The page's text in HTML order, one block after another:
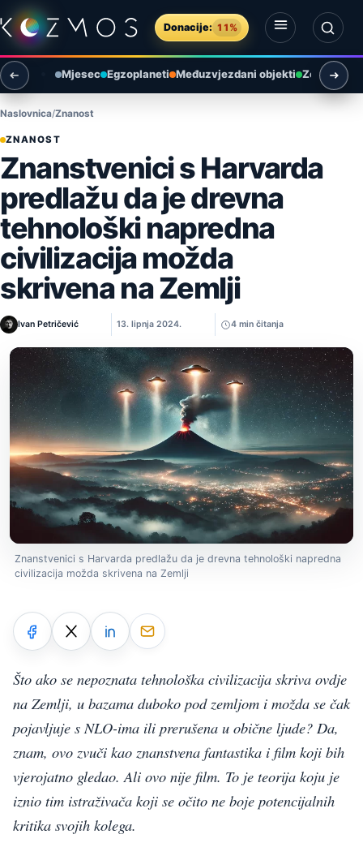
Preskoči na sadržaj
Donacije: 11%
Otvori izbornik
Otvori pretragu
Mjesec Egzoplaneti Međuzvjezdani objekti Zemlja i
Naslovnica Znanost
ZNANOST
Znanstvenici s Harvarda
predlažu da je drevna
tehnološki napredna
civilizacija možda
skrivena na Zemlji
Ivan Petričević 13. lipnja 2024. 4 min čitanja
Znanstvenici s Harvarda predlažu da je drevna tehnološki napredna
civilizacija možda skrivena na Zemlji
Što ako se nepoznata tehnološka civilizacija skriva ovdje
na Zemlji, u bazama duboko pod zemljom i možda se čak
pojavljuje s NLO-ima ili prerušena u obične ljude? Da,
znam, ovo zvuči kao znanstvena fantastika i film koji bih
vjerojatno gledao. Ali ovo nije film. To je teorija koju je
iznio tim istraživača koji se očito ne boje potencijalnih
kritika svojih kolega.